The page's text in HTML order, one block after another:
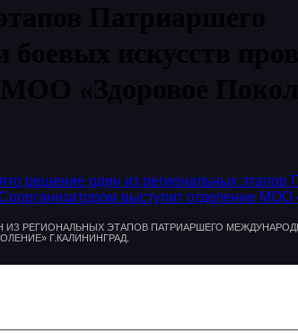
Патриаршего
искусств
«Здоровое
решение один из региональных этапов
выступит отделение
РЕГИОНАЛЬНЫХ ЭТАПОВ ПАТРИАРШЕГО
Г.КАЛИНИНГРАД.